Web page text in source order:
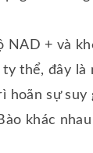
NAD + và
thể, đây là
hoãn sự suy
khác